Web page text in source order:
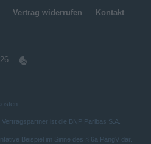
Vertrag widerrufen Kontakt
ist die BNP Paribas S.A.
Beispiel im Sinne des § 6a PangV dar.